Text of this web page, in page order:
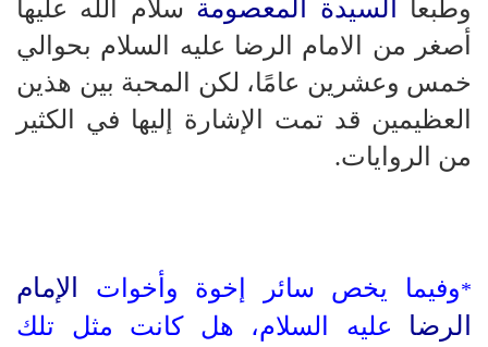
وطبعاً
السيدة المعصومة سلام الله عليها
أصغر من الامام الرضا عليه السلام بحوالي
خمس وعشرين عامًا، لكن المحبة بين هذين
العظيمين قد تمت الإشارة إليها في الكثير
من الروايات.
*وفيما يخص سائر إخوة وأخوات الإمام
الرضا عليه السلام، هل كانت مثل تلك